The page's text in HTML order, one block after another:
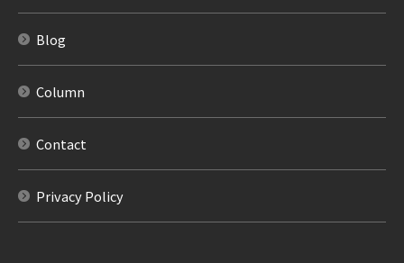
Blog
Column
Contact
Privacy Policy